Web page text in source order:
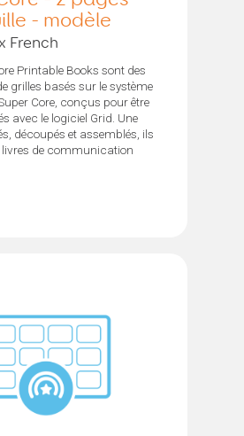
- modèle
French
Printable Books sont des
grilles basés sur le système
Core, conçus pour être
avec le logiciel Grid. Une
découpés et assemblés, ils
de communication